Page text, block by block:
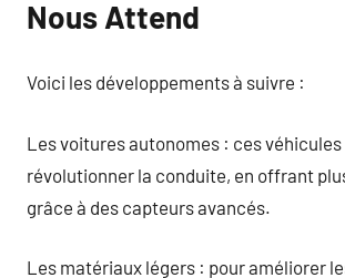
Nous Attend
Voici les développements à suivre :
Les voitures autonomes : ces
révolutionner la conduite, en offrant
grâce à des capteurs avancés.
Les matériaux légers : pour améliorer